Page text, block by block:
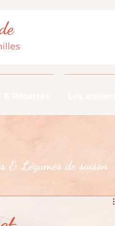
& Légumes de saison
croyances alimentaires